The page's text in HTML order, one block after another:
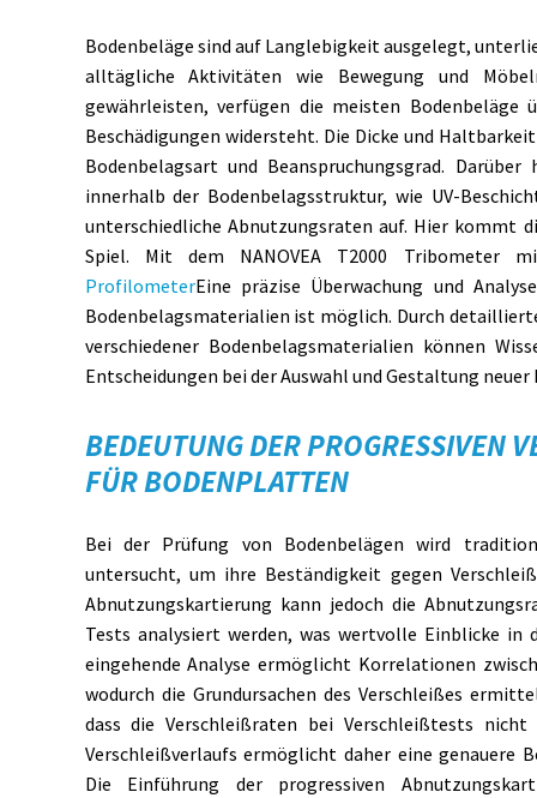
Bodenbeläge sind auf Langlebigkeit ausgelegt,
alltägliche Aktivitäten wie Bewegung und
gewährleisten, verfügen die meisten Bodenbeläge
Beschädigungen widersteht. Die Dicke und
Bodenbelagsart und Beanspruchungsgrad. Darüber
innerhalb der Bodenbelagsstruktur, wie UV-
unterschiedliche Abnutzungsraten auf. Hier kommt
Spiel. Mit dem NANOVEA T2000 Tribometer
ProfilometerEine präzise Überwachung und
Bodenbelagsmaterialien ist möglich. Durch
verschiedener Bodenbelagsmaterialien können
Entscheidungen bei der Auswahl und Gestaltung
BEDEUTUNG DER PROGRESSIVEN
FÜR BODENPLATTEN
Bei der Prüfung von Bodenbelägen wird
untersucht, um ihre Beständigkeit gegen
Abnutzungskartierung kann jedoch die
Tests analysiert werden, was wertvolle Einblicke in
eingehende Analyse ermöglicht Korrelationen
wodurch die Grundursachen des Verschleißes
dass die Verschleißraten bei Verschleißtests
Verschleißverlaufs ermöglicht daher eine genauere
Die Einführung der progressiven